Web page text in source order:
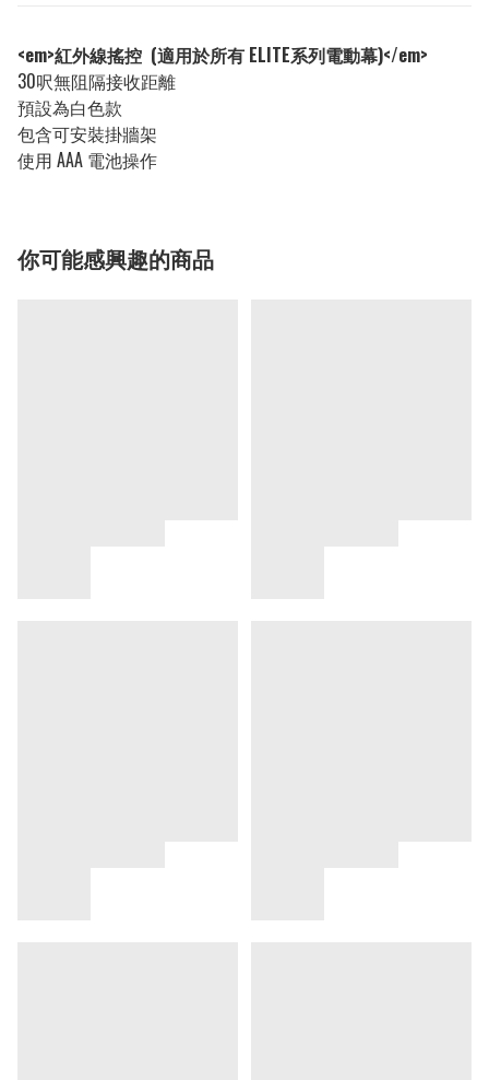
<em>紅外線搖控 (適用於所有 ELITE系列電動幕)</em>
30呎無阻隔接收距離
預設為白色款
包含可安裝掛牆架
使用 AAA 電池操作
你可能感興趣的商品